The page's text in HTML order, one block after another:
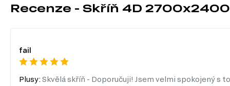
Zrcadlové dveře.
Zrcadlové prvky nejen opticky zvětšují prostor,
Povrchová úprava.
Laminovaná dřevotříska je odolná vůči
Informace o sestavě
Recenze - Skříň 4D
fail
Plusy: Skvělá skříň - Doporučuji! Jsem velmi spokojený s